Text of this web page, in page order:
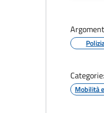
Categorie:
Mobilità